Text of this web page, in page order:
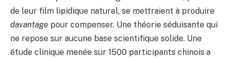
de leur film lipidique naturel, se mettraient à produire
davantage pour compenser. Une théorie séduisante qui
ne repose sur aucune base scientifique solide. Une
étude clinique menée sur 1500 participants chinois a